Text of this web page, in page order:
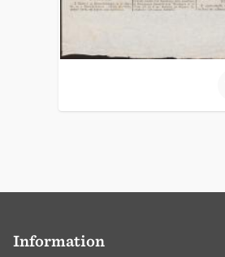
Information